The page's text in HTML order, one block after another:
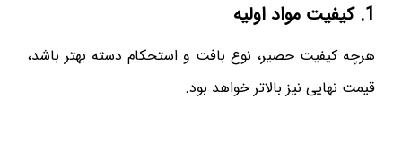
1. کیفیت مواد اولیه
هرچه کیفیت حصیر، نوع بافت و استحکام دسته بهتر باشد،
قیمت نهایی نیز بالاتر خواهد بود.